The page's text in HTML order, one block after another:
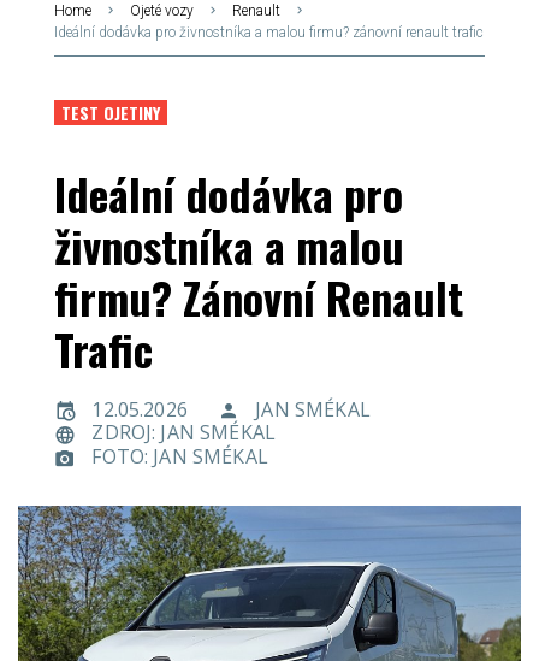
Home Ojeté vozy
Renault
Ideální dodávka pro živnostníka a malou firmu? zánovní renault trafic
TEST OJETINY
Ideální dodávka pro
živnostníka a malou
firmu? Zánovní Renault
Trafic
12.05.2026
JAN SMÉKAL
ZDROJ: JAN SMÉKAL
FOTO: JAN SMÉKAL